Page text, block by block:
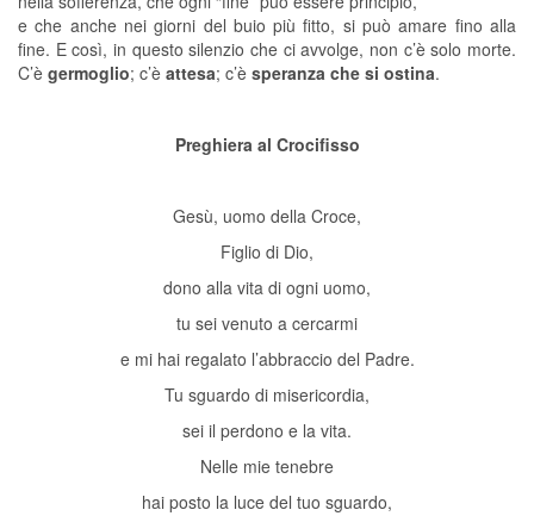
e che anche nei giorni del buio più fitto, si può amare fino alla
fine. E così, in questo silenzio che ci avvolge, non c’è solo morte.
C’è germoglio; c’è attesa; c’è speranza che si ostina.
Preghiera al Crocifisso
Gesù, uomo della Croce,
Figlio di Dio,
dono alla vita di ogni uomo,
tu sei venuto a cercarmi
e mi hai regalato l’abbraccio del Padre.
Tu sguardo di misericordia,
sei il perdono e la vita.
Nelle mie tenebre
hai posto la luce del tuo sguardo,